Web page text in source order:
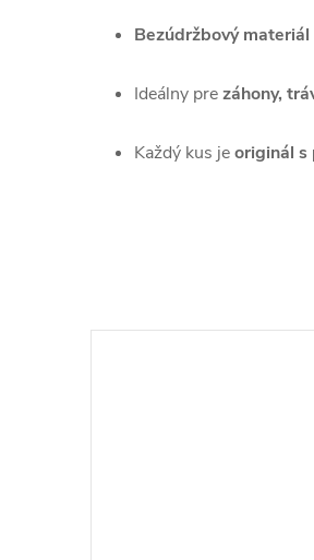
Bezúdržbový materiál
Ideálny prezáhony,
Každý kus jeoriginál s